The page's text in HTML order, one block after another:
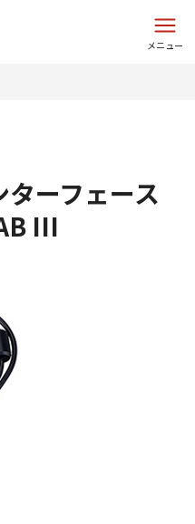
メニュー
ターフェース
III